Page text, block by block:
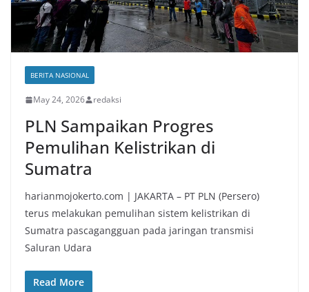
BERITA NASIONAL
May 24, 2026 redaksi
PLN Sampaikan Progres
Pemulihan Kelistrikan di
Sumatra
harianmojokerto.com | JAKARTA – PT PLN (Persero)
terus melakukan pemulihan sistem kelistrikan di
Sumatra pascagangguan pada jaringan transmisi
Saluran Udara
Read More